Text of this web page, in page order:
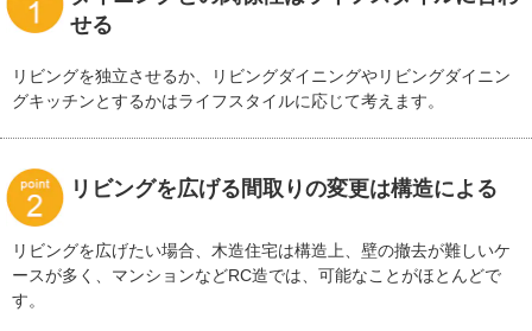
せる
リビングを独立させるか、リビングダイニングやリビングダイニン
グキッチンとするかはライフスタイルに応じて考えます。
リビングを広げる間取りの変更は構造による
リビングを広げたい場合、木造住宅は構造上、壁の撤去が難しいケ
ースが多く、マンションなどRC造では、可能なことがほとんどで
す。